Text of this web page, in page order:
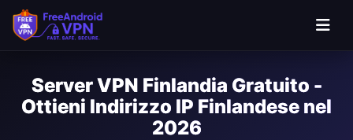
Server VPN Finlandia Gratuito -
Ottieni Indirizzo IP Finlandese nel
2026